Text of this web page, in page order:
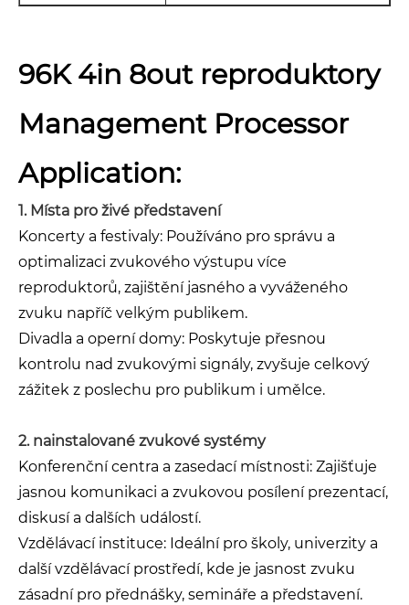
96K 4in 8out reproduktory
Management Processor
Application:
1. Místa pro živé představení
Koncerty a festivaly: Používáno pro správu a
optimalizaci zvukového výstupu více
reproduktorů, zajištění jasného a vyváženého
zvuku napříč velkým publikem.
Divadla a operní domy: Poskytuje přesnou
kontrolu nad zvukovými signály, zvyšuje celkový
zážitek z poslechu pro publikum i umělce.
2. nainstalované zvukové systémy
Konferenční centra a zasedací místnosti: Zajišťuje
jasnou komunikaci a zvukovou posílení prezentací,
diskusí a dalších událostí.
Vzdělávací instituce: Ideální pro školy, univerzity a
další vzdělávací prostředí, kde je jasnost zvuku
zásadní pro přednášky, semináře a představení.